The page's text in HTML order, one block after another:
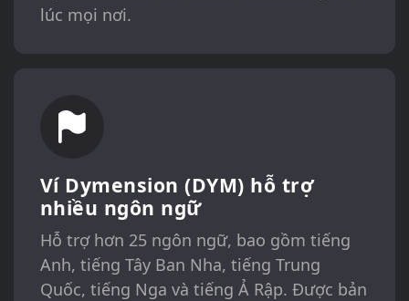
lúc mọi nơi.
Ví Dymension (DYM) hỗ trợ
nhiều ngôn ngữ
Hỗ trợ hơn 25 ngôn ngữ, bao gồm tiếng
Anh, tiếng Tây Ban Nha, tiếng Trung
Quốc, tiếng Nga và tiếng Ả Rập. Được bản